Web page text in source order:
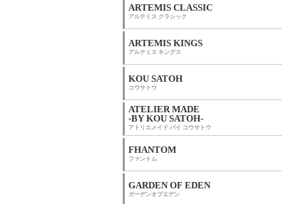
ARTEMIS CLASSIC
アルテミス クラシック
ARTEMIS KINGS
アルテミス キングス
KOU SATOH
コウサトウ
ATELIER MADE
-BY KOU SATOH-
アトリエメイド バイ コウサトウ
FHANTOM
ファントム
GARDEN OF EDEN
ガーデンオブエデン